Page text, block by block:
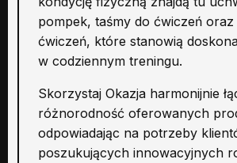
pompek, taśmy do ćwiczeń
ćwiczeń, które stanowią
w codziennym treningu.
Skorzystaj Okazja harmonijnie
różnorodność oferowanych
odpowiadając na potrzeby
poszukujących innowacyjnych